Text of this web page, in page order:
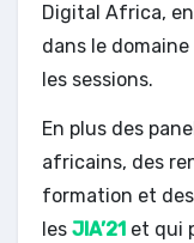
Digital Africa,
dans le
les sessions.
En plus des
africains, des
formation et
les JIA’21 et qui